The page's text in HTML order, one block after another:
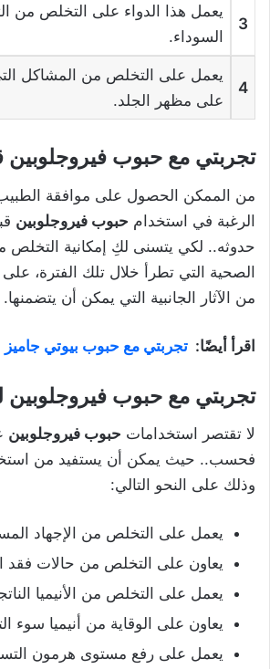
3
يعمل هذا الدواء على التخلص من
السوداء.
4
يعمل على التخلص من المشاكل
على مظهر الجلد.
تجربتي مع حبوب فيروجلوبين
من الممكن الحصول على موافقة
الرغبة في استخدام حبوب فيروجلوبين
حدوثه.. لكي يتسنى لكِ إمكانية
الصحية التي تطرأ خلال تلك الفترة،
من الآثار الجانبية التي يمكن أن يتضمنها.
اقرأ أيضًا: تجربتي مع حبوب بيوتي جاميز
تجربتي مع حبوب فيروجلوبين
لا تقتصر استخدامات حبوب فيروجلوبين
فحسب.. حيث يمكن أن يستفيد من
وذلك على النحو التالي:
يعمل على التخلص من الإجهاد
يعاون على التخلص من حالات فقد
يعمل على التخلص من الأنيميا
يعاون على الوقاية من أنيميا سوء
يعمل على رفع مستوى هرمون